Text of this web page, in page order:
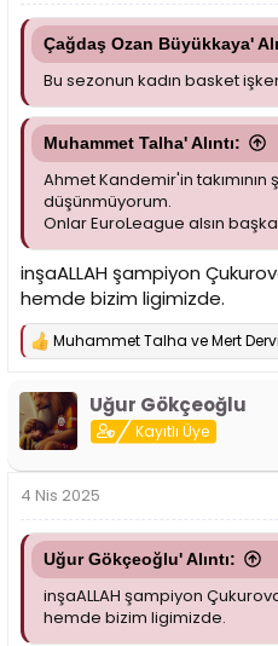
Çağdaş Ozan Büyükkaya'
Bu sezonun kadın basket
Muhammet Talha' Alıntı:
Ahmet Kandemir'in takımının
düşünmüyorum.
Onlar EuroLeague alsın
inşaALLAH şampiyon
hemde bizim ligimizde.
T
k
i
l
:
Muhammet Talha veMert
Uğur Gökçeoğlu
Kayıtlı Üye
4 Nis 2025
Uğur Gökçeoğlu' Alıntı:
inşaALLAH şampiyon
hemde bizim ligimizde.